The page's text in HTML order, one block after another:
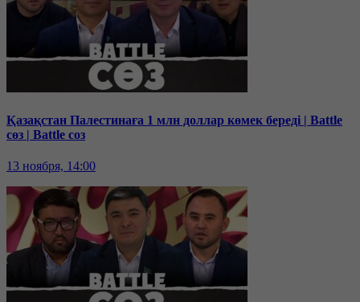
Қазақстан Палестинаға 1 млн доллар көмек береді | Battle
сөз | Battle соз
13 ноября, 14:00